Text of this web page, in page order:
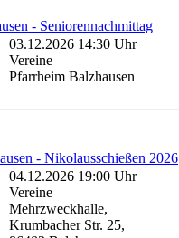
- Seniorennachmittag
03.12.2026 14:30 Uhr
Vereine
Pfarrheim Balzhausen
- Nikolausschießen 2026
04.12.2026 19:00 Uhr
Vereine
Mehrzweckhalle,
Krumbacher Str. 25,